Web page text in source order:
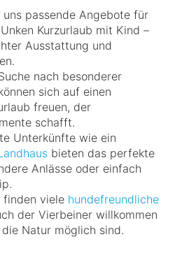
passende Angebote für
Kurzurlaub mit Kind –
Ausstattung und
nach besonderer
sich auf einen
freuen, der
schafft.
Unterkünfte wie ein
bieten das perfekte
Anlässe oder einfach
finden viele hundefreundliche
der Vierbeiner willkommen
Natur möglich sind.